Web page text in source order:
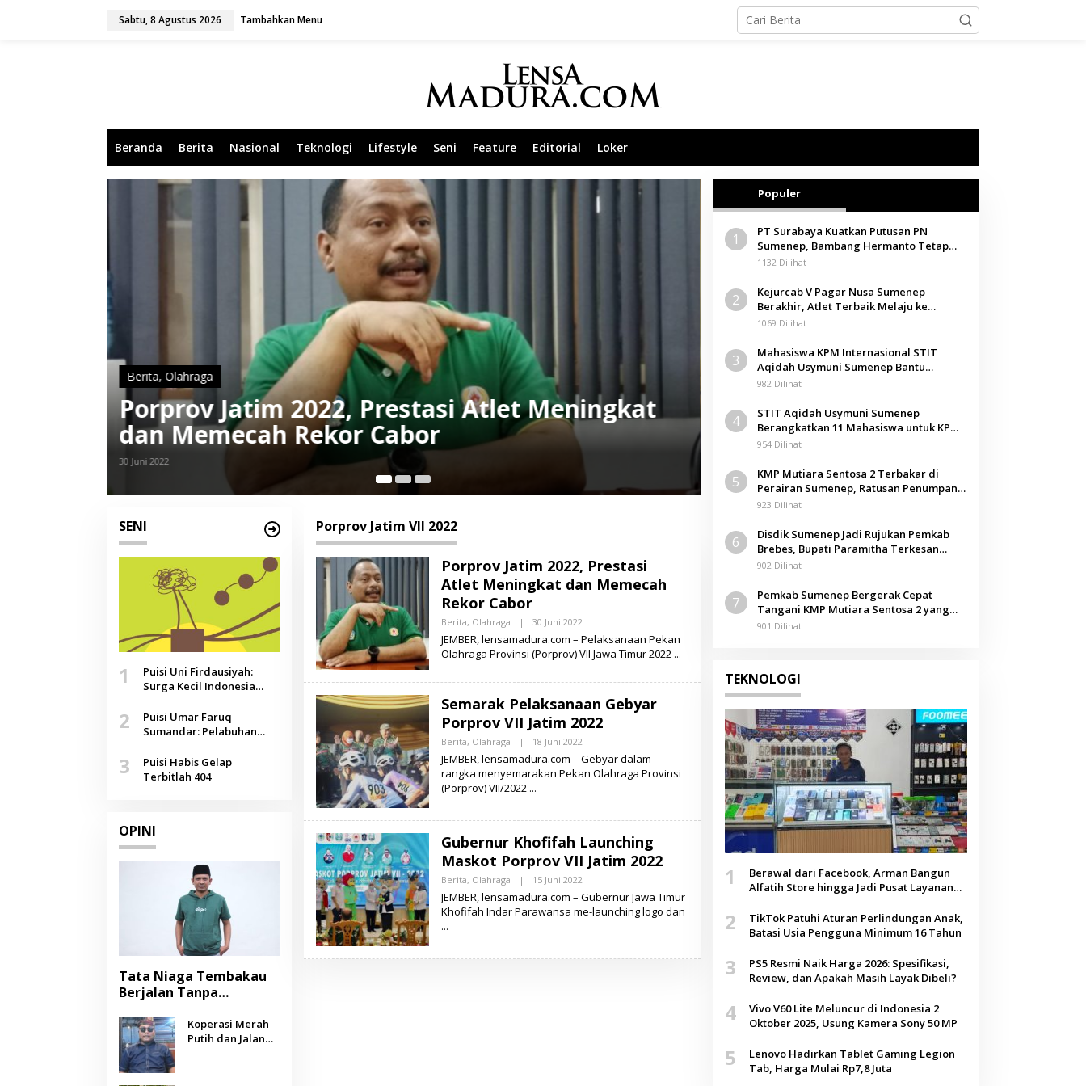
Sabtu, 8 Agustus 2026 Tambahkan Menu
Beranda Berita Nasional Teknologi Lifestyle Seni Feature Editorial Loker
Meningkat
Berita, Olahraga
Semarak Pelaksanaan Gebyar Porprov VII Jatim
2022
Berita,Olahraga
Gubernur Khofifah
VII Jatim 2022
SENI
1
Puisi Uni Firdausiyah:
Surga Kecil Indonesia
Doa yang Jauh, Narasi
Agustus
2
Puisi Umar Faruq
Sumandar: Pelabuhan
Selendang Benang Merah
Lombang
3
Puisi Habis Gelap
Terbitlah 404
OPINI
Tata Niaga Tembakau
Berjalan Tanpa
Negara Berpihak
kepada Petani?
Koperasi Merah
Putih dan Jalan
Porprov Jatim VII 2022
Porprov Jatim 2022, Prestasi
Atlet Meningkat dan Memecah
Rekor Cabor
Berita, Olahraga | 30 Juni 2022
E
H
S
A
M
U
A
JEMBER, lensamadura.com – Pelaksanaan Pekan
Olahraga Provinsi (Porprov) VII Jawa Timur 2022
Semarak Pelaksanaan Gebyar
Porprov VII Jatim 2022
Berita, Olahraga | 18 Juni 2022
E
H
S
M
A
D
A
JEMBER, lensamadura.com – Gebyar dalam
rangka menyemarakan Pekan Olahraga Provinsi
(Porprov) VII/2022
Gubernur Khofifah Launching
Maskot Porprov VII Jatim 2022
Berita, Olahraga | 15 Juni 2022
E
H
S
JEMBER, lensamadura.com – Gubernur Jawa Timur
Khofifah Indar Parawansa me-launching logo dan
Populer
1
PT Surabaya Kuatkan Putusan PN
Sumenep, Bambang Hermanto Tetap
Dinyatakan Pemilik Sah Tanah di
1132 Dilihat
2
Kejurcab V Pagar Nusa Sumenep
Berakhir, Atlet Terbaik Melaju ke
Kejurwil Jatim
1069 Dilihat
3
Mahasiswa KPM Internasional STIT
Aqidah Usymuni Sumenep Bantu
Pengurusan Jenazah WNI di Malaysia
982 Dilihat
4
STIT Aqidah Usymuni Sumenep
Berangkatkan 11 Mahasiswa untuk KPM
Internasional di Malaysia
954 Dilihat
5
KMP Mutiara Sentosa 2 Terbakar di
Perairan Sumenep, Ratusan Penumpang
Dievakuasi
923 Dilihat
6
Disdik Sumenep Jadi Rujukan Pemkab
Brebes, Bupati Paramitha Terkesan
Pendidikan Berbasis Budaya
902 Dilihat
7
Pemkab Sumenep Bergerak Cepat
Tangani KMP Mutiara Sentosa 2 yang
Terbakar
901 Dilihat
TEKNOLOGI
1
Berawal dari Facebook, Arman Bangun
Alfatih Store hingga Jadi Pusat Layanan
2
TikTok Patuhi Aturan Perlindungan Anak,
Batasi Usia Pengguna Minimum 16 Tahun
3
PS5 Resmi Naik Harga 2026: Spesifikasi,
Review, dan Apakah Masih Layak Dibeli?
4
Vivo V60 Lite Meluncur di Indonesia 2
Oktober 2025, Usung Kamera Sony 50 MP
5
Lenovo Hadirkan Tablet Gaming Legion
Tab, Harga Mulai Rp7,8 Juta